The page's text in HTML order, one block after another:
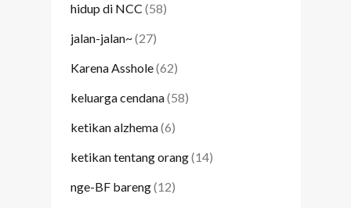
hidup di NCC (58)
jalan-jalan~(27)
Karena Asshole(62)
keluarga cendana(58)
ketikan alzhema(6)
ketikan tentang orang(14)
nge-BF bareng(12)